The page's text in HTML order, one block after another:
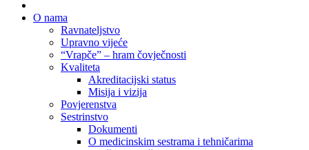
O nama
Ravnateljstvo
Upravno vijeće
“Vrapče” – hram čovječnosti
Kvaliteta
Akreditacijski status
Misija i vizija
Povjerenstva
Sestrinstvo
Dokumenti
O medicinskim sestrama i tehničarima